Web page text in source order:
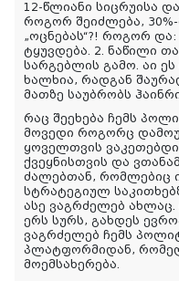
12-წლიანი სიცრუისა
როგორ შეიძლება,
„ოცნებას“?! როგორ
ტყუვდება. 2. ნაწილი
სარგებლის გამო. აი
ხალხია, რადგან
მათზე საუბრობს
რაც შეეხება ჩემს
მოვედი როგორც
ყოველთვის
ქვეყნისთვის და
ძალებთან, რომლებიც
სტრატეგიულ
ასე ვაგრძელებ ახლაც.
ერს სურს, გახდეს
ვაგრძელებ ჩემს
პლატფორმიდან,
მოემსახერება.